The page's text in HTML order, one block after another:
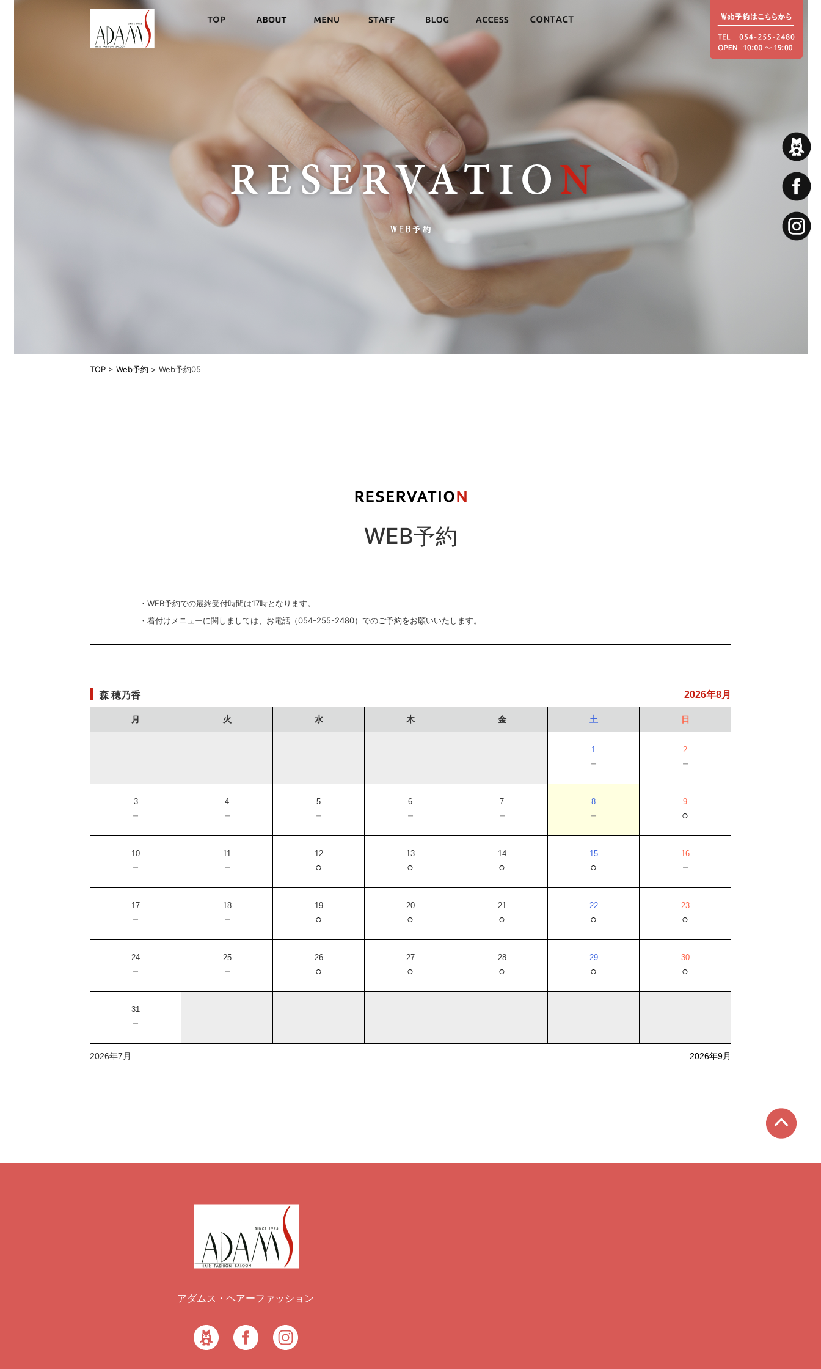
TOP > Web予約 > Web予約05
WEB予約
・WEB予約での最終受付時間は17時となります。
・着付けメニューに関しましては、お電話（054-255-2480）でのご予約をお願いいたします。
森 穂乃香 2026年8月
月 火 水 木 金 土 日
1
－
2
－
3
－
4
－
5
－
6
－
7
－
8
－
9
○
10
－
11
－
12
○
13
○
14
○
15
○
16
－
17
－
18
－
19
○
20
○
21
○
22
○
23
○
24
－
25
－
26
○
27
○
28
○
29
○
30
○
31
－
2026年7月 2026年9月
アダムス・ヘアーファッション